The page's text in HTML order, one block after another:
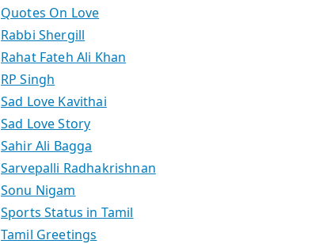
Quotes On Love
Rabbi Shergill
Rahat Fateh Ali Khan
RP Singh
Sad Love Kavithai
Sad Love Story
Sahir Ali Bagga
Sarvepalli Radhakrishnan
Sonu Nigam
Sports Status in Tamil
Tamil Greetings